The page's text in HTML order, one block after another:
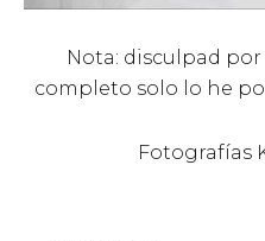
Nota: disculpad
completo solo lo he
Fotografías